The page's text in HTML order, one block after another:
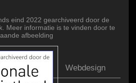
eind 2022 gearchiveerd door de
Meer informatie is te vinden door te
afbeelding
Webdesign